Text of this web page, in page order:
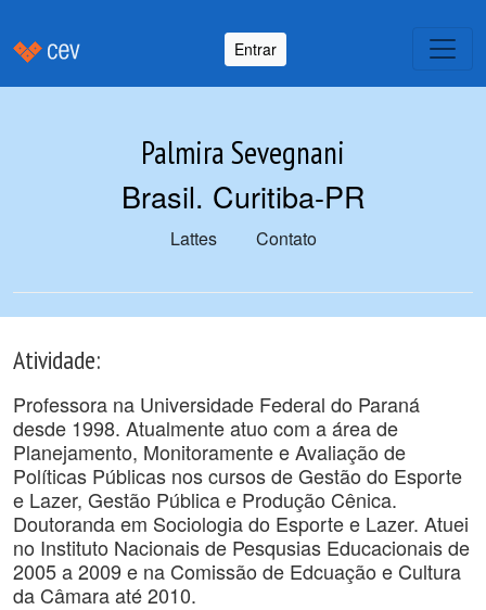
Entrar
Palmira Sevegnani
Brasil. Curitiba-PR
Lattes Contato
Atividade:
Professora na Universidade Federal do Paraná
desde 1998. Atualmente atuo com a área de
Planejamento, Monitoramente e Avaliação de
Políticas Públicas nos cursos de Gestão do Esporte
e Lazer, Gestão Pública e Produção Cênica.
Doutoranda em Sociologia do Esporte e Lazer. Atuei
no Instituto Nacionais de Pesqusias Educacionais de
2005 a 2009 e na Comissão de Edcuação e Cultura
da Câmara até 2010.